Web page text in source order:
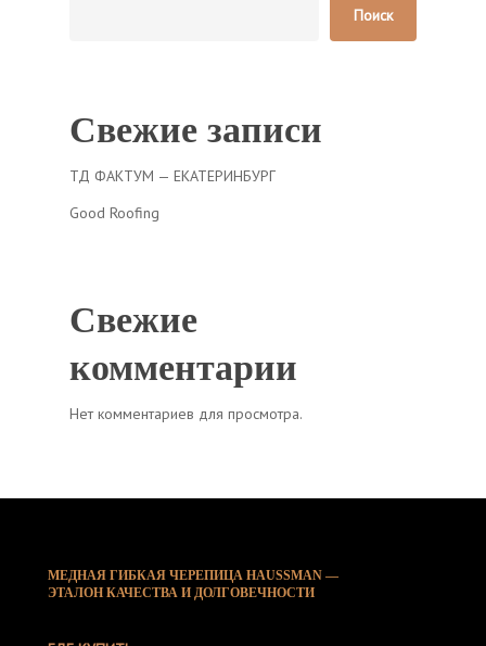
Поиск
Свежие записи
ТД ФАКТУМ — ЕКАТЕРИНБУРГ
Good Roofing
Свежие
комментарии
Нет комментариев для просмотра.
МЕДНАЯ ГИБКАЯ ЧЕРЕПИЦА HAUSSMAN —
ЭТАЛОН КАЧЕСТВА И ДОЛГОВЕЧНОСТИ